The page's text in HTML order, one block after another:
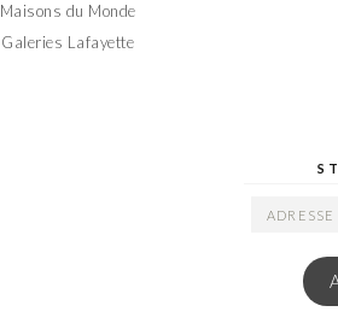
Maisons du Monde
Galeries Lafayette
ADRESSE